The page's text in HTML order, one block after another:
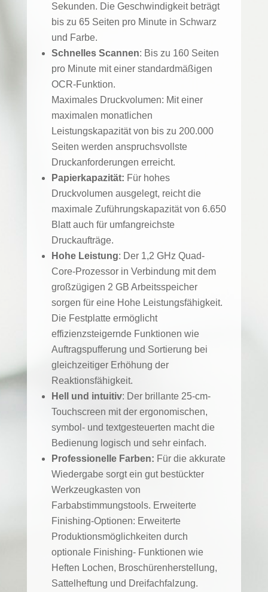
Sekunden. Die Geschwindigkeit beträgt
bis zu 65 Seiten pro Minute in Schwarz
und Farbe.
Schnelles Scannen: Bis zu 160 Seiten
pro Minute mit einer standardmäßigen
OCR-Funktion.
Maximales Druckvolumen: Mit einer
maximalen monatlichen
Leistungskapazität von bis zu 200.000
Seiten werden anspruchsvollste
Druckanforderungen erreicht.
Papierkapazität: Für hohes
Druckvolumen ausgelegt, reicht die
maximale Zuführungskapazität von 6.650
Blatt auch für umfangreichste
Druckaufträge.
Hohe Leistung: Der 1,2 GHz Quad-
Core-Prozessor in Verbindung mit dem
großzügigen 2 GB Arbeitsspeicher
sorgen für eine Hohe Leistungsfähigkeit.
Die Festplatte ermöglicht
effizienzsteigernde Funktionen wie
Auftragspufferung und Sortierung bei
gleichzeitiger Erhöhung der
Reaktionsfähigkeit.
Hell und intuitiv: Der brillante 25-cm-
Touchscreen mit der ergonomischen,
symbol- und textgesteuerten macht die
Bedienung logisch und sehr einfach.
Professionelle Farben: Für die akkurate
Wiedergabe sorgt ein gut bestückter
Werkzeugkasten von
Farbabstimmungstools. Erweiterte
Finishing-Optionen: Erweiterte
Produktionsmöglichkeiten durch
optionale Finishing- Funktionen wie
Heften Lochen, Broschürenherstellung,
Sattelheftung und Dreifachfalzung.